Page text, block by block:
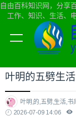
自由百科知识网，分享
工作、知识、生活、
当前位置：自由百科
叶明的五劈生
叶明,的,五劈,生活,书
2026-07-09 14:06